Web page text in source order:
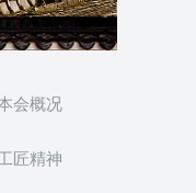
会概况
匠精神